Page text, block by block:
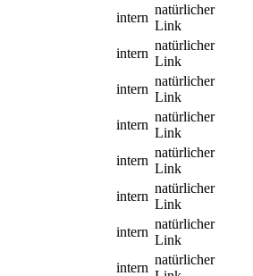
intern
natürlicher
Link
intern
natürlicher
Link
intern
natürlicher
Link
intern
natürlicher
Link
intern
natürlicher
Link
intern
natürlicher
Link
intern
natürlicher
Link
intern
natürlicher